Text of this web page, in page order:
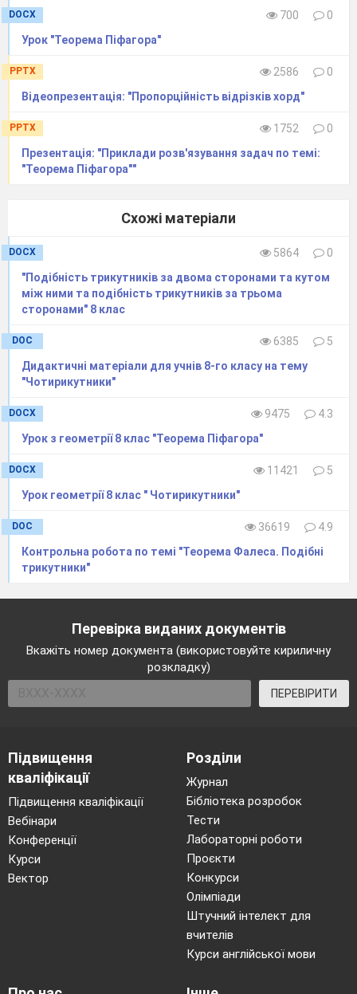
практичних вмінь і навичок
Розв′язування
готовими
А зараз ми
кого піде мова,
виконавши
усно завдання ,
ви зможете
— 2 бали, часткова — 1 бал, неправильна —
0 балів.
Відповідь. 18 см
DOCX 700
0
Урок "Теорема Піфагора"
PPTX 2586
0
Відеопрезентація: "Пропорційність відрізків хорд"
PPTX 1752
0
Презентація: "Приклади розв'язування задач по темі:
"Теорема Піфагора""
Схожі матеріали
DOCX 5864
0
"Подібність трикутників за двома сторонами та кутом
між ними та подібність трикутників за трьома
сторонами" 8 клас
DOC 6385
5
Дидактичні матеріали для учнів 8-го класу на тему
"Чотирикутники"
DOCX 9475
4.3
Урок з геометрії 8 клас "Теорема Піфагора"
DOCX 11421
5
Урок геометрії 8 клас " Чотирикутники"
DOC 36619
4.9
Контрольна робота по темі "Теорема Фалеса. Подібні
трикутники"
Перевірка виданих документів
Вкажіть номер документа (використовуйте кириличну
розкладку)
ПЕРЕВІРИТИ
Підвищення
кваліфікації
Підвищення кваліфікації
Вебінари
Конференції
Курси
Вектор
Розділи
Журнал
Бібліотека розробок
Тести
Лабораторні роботи
Проєкти
Конкурси
Олімпіади
Штучний інтелект для
вчителів
Курси англійської мови